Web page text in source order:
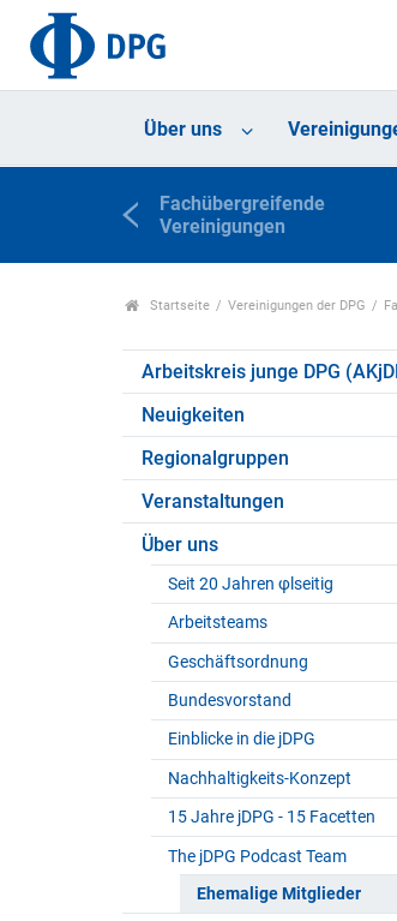
Über uns
Fachübergreifende
Vereinigungen
Startseite Vereinigungen der DPG
Arbeitskreis junge DPG
Neuigkeiten
Regionalgruppen
Veranstaltungen
Über uns
Seit 20 Jahren φlseitig
Arbeitsteams
Geschäftsordnung
Bundesvorstand
Einblicke in die jDPG
Nachhaltigkeits-Konzept
15 Jahre jDPG - 15 Facetten
The jDPG Podcast Team
Ehemalige Mitglieder